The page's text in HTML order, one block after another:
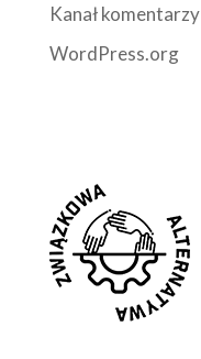
Kanał komentarzy
WordPress.org